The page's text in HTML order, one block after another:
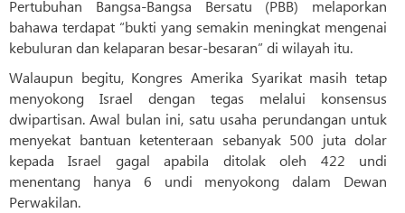
Pertubuhan Bangsa-Bangsa Bersatu (PBB) melaporkan
bahawa terdapat “bukti yang semakin meningkat mengenai
kebuluran dan kelaparan besar-besaran” di wilayah itu.
Walaupun begitu, Kongres Amerika Syarikat masih tetap
menyokong Israel dengan tegas melalui konsensus
dwipartisan. Awal bulan ini, satu usaha perundangan untuk
menyekat bantuan ketenteraan sebanyak 500 juta dolar
kepada Israel gagal apabila ditolak oleh 422 undi
menentang hanya 6 undi menyokong dalam Dewan
Perwakilan.